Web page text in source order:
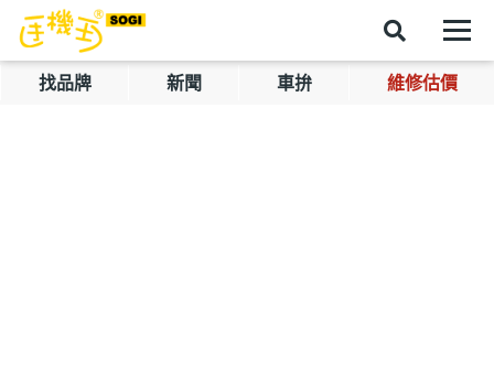
找品牌 新聞 車拚 維修估價